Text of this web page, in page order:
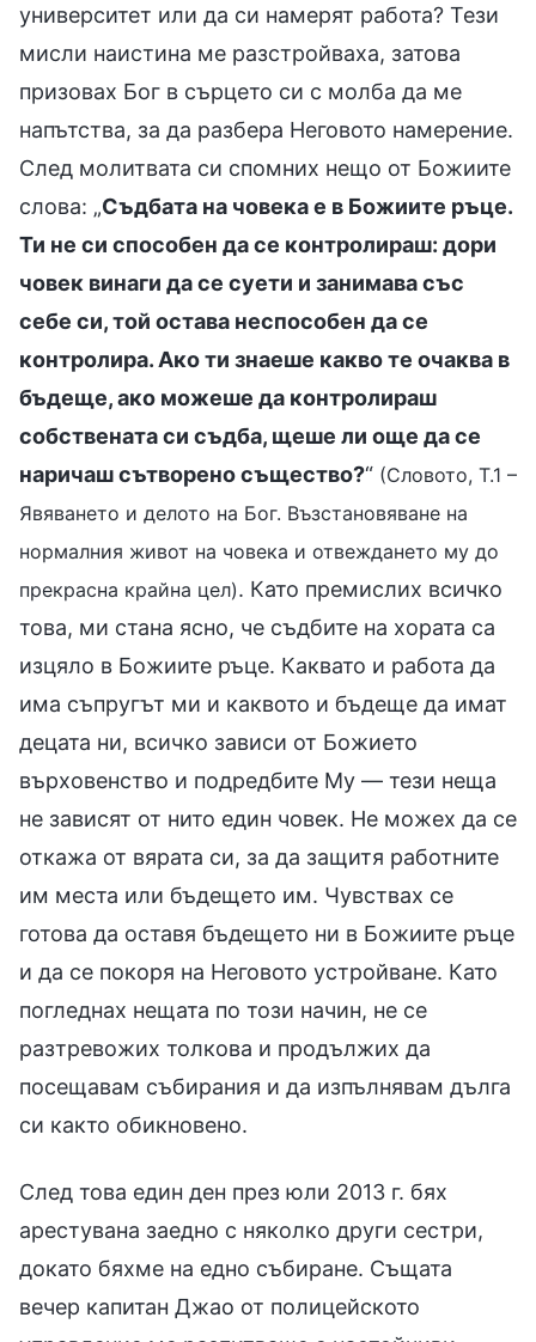
университет или да си намерят работа? Тези
мисли наистина ме разстройваха, затова
призовах Бог в сърцето си с молба да ме
напътства, за да разбера Неговото намерение.
След молитвата си спомних нещо от Божиите
слова: „Съдбата на човека е в Божиите ръце.
Ти не си способен да се контролираш: дори
човек винаги да се суети и занимава със
себе си, той остава неспособен да се
контролира. Ако ти знаеше какво те очаква в
бъдеще, ако можеше да контролираш
собствената си съдба, щеше ли още да се
наричаш сътворено същество?“ (Словото, Т.1 –
Явяването и делото на Бог. Възстановяване на
нормалния живот на човека и отвеждането му до
прекрасна крайна цел). Като премислих всичко
това, ми стана ясно, че съдбите на хората са
изцяло в Божиите ръце. Каквато и работа да
има съпругът ми и каквото и бъдеще да имат
децата ни, всичко зависи от Божието
върховенство и подредбите Му — тези неща
не зависят от нито един човек. Не можех да се
откажа от вярата си, за да защитя работните
им места или бъдещето им. Чувствах се
готова да оставя бъдещето ни в Божиите ръце
и да се покоря на Неговото устройване. Като
погледнах нещата по този начин, не се
разтревожих толкова и продължих да
посещавам събирания и да изпълнявам дълга
си както обикновено.
След това един ден през юли 2013 г. бях
арестувана заедно с няколко други сестри,
докато бяхме на едно събиране. Същата
вечер капитан Джао от полицейското